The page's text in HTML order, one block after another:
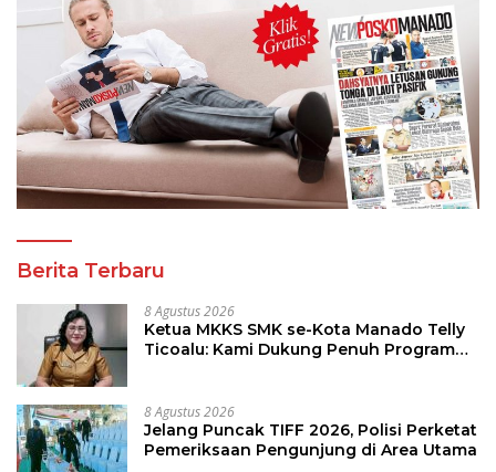
Berita Terbaru
8 Agustus 2026
Ketua MKKS SMK se-Kota Manado Telly
Ticoalu: Kami Dukung Penuh Program
8 Agustus 2026
Jelang Puncak TIFF 2026, Polisi Perketat
Pemeriksaan Pengunjung di Area Utama